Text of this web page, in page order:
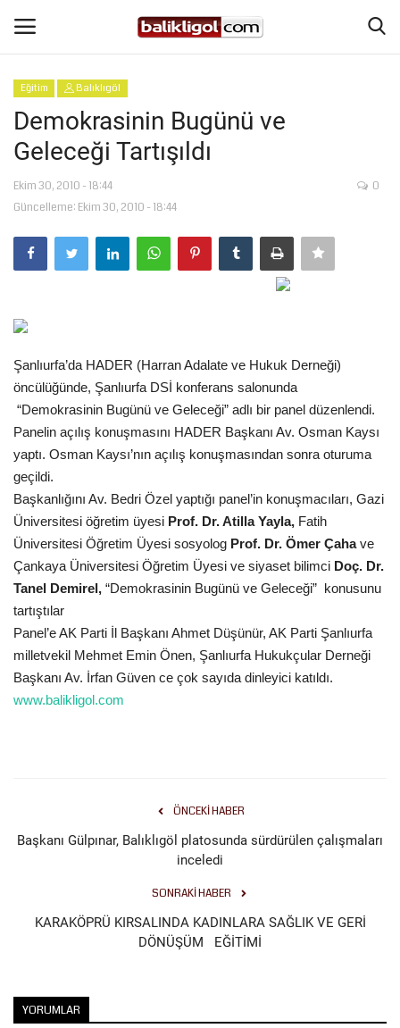
Giriş Yap
Anasayfa
Köşe Yazıları
Magazin
Spor
Gündem
Tekno Bilim
Ekonomi
Siyaset
Galeriler
Yaşam
Künye
Kültür Sanat
Eğitim Balıklıgöl
Demokrasinin Bugünü ve
Geleceği Tartışıldı
Ekim 30, 2010 - 18:44
Güncelleme: Ekim 30, 2010 - 18:44
0
Şanlıurfa’da HADER (Harran Adalate ve Hukuk Derneği)
öncülüğünde, Şanlıurfa DSİ konferans salonunda
“Demokrasinin Bugünü ve Geleceği” adlı bir panel düzenlendi.
Panelin açılış konuşmasını HADER Başkanı Av. Osman Kaysı
yaptı. Osman Kaysı’nın açılış konuşmasından sonra oturuma
geçildi.
Başkanlığını Av. Bedri Özel yaptığı panel’in konuşmacıları, Gazi
Üniversitesi öğretim üyesi Prof. Dr. Atilla Yayla, Fatih
Üniversitesi Öğretim Üyesi sosyolog Prof. Dr. Ömer Çahave
Çankaya Üniversitesi Öğretim Üyesi ve siyaset bilimci Doç. Dr.
Tanel Demirel, “Demokrasinin Bugünü ve Geleceği” konusunu
tartıştılar
Panel’e AK Parti İl Başkanı Ahmet Düşünür, AK Parti Şanlıurfa
milletvekil Mehmet Emin Önen, Şanlıurfa Hukukçular Derneği
Başkanı Av. İrfan Güven ce çok sayıda dinleyici katıldı.
www.balikligol.com
ÖNCEKI HABER
Başkanı Gülpınar, Balıklıgöl platosunda sürdürülen çalışmaları
inceledi
SONRAKI HABER
KARAKÖPRÜ KIRSALINDA KADINLARA SAĞLIK VE GERİ
DÖNÜŞÜM EĞİTİMİ
YORUMLAR